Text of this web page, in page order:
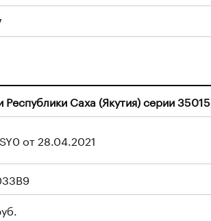
Республики Саха (Якутия) серии 35015
от 28.04.2021